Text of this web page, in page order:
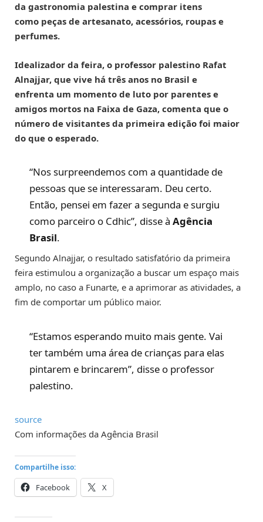
da gastronomia palestina e comprar itens
como peças de artesanato, acessórios, roupas e
perfumes.
Idealizador da feira, o professor palestino Rafat
Alnajjar, que vive há três anos no Brasil e
enfrenta um momento de luto por parentes e
amigos mortos na Faixa de Gaza, comenta que o
número de visitantes da primeira edição foi maior
do que o esperado.
“Nos surpreendemos com a quantidade de
pessoas que se interessaram. Deu certo.
Então, pensei em fazer a segunda e surgiu
como parceiro o Cdhic”, disse àAgência
Brasil.
Segundo Alnajjar, o resultado satisfatório da primeira
feira estimulou a organização a buscar um espaço mais
amplo, no caso a Funarte, e a aprimorar as atividades, a
fim de comportar um público maior.
“Estamos esperando muito mais gente. Vai
ter também uma área de crianças para elas
pintarem e brincarem”, disse o professor
palestino.
source
Com informações da Agência Brasil
Compartilhe isso:
Facebook X